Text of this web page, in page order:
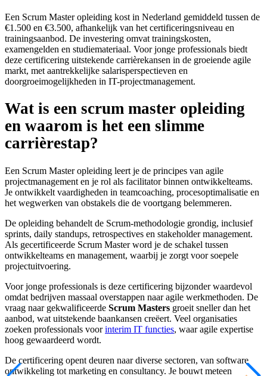
Een Scrum Master opleiding kost in Nederland gemiddeld tussen de
€1.500 en €3.500, afhankelijk van het certificeringsniveau en
trainingsaanbod. De investering omvat trainingskosten,
examengelden en studiemateriaal. Voor jonge professionals biedt
deze certificering uitstekende carrièrekansen in de groeiende agile
markt, met aantrekkelijke salarisperspectieven en
doorgroeimogelijkheden in IT-projectmanagement.
Wat is een scrum master opleiding
en waarom is het een slimme
carrièrestap?
Een Scrum Master opleiding leert je de principes van agile
projectmanagement en je rol als facilitator binnen ontwikkelteams.
Je ontwikkelt vaardigheden in teamcoaching, procesoptimalisatie en
het wegwerken van obstakels die de voortgang belemmeren.
De opleiding behandelt de Scrum-methodologie grondig, inclusief
sprints, daily standups, retrospectives en stakeholder management.
Als gecertificeerde Scrum Master word je de schakel tussen
ontwikkelteams en management, waarbij je zorgt voor soepele
projectuitvoering.
Voor jonge professionals is deze certificering bijzonder waardevol
omdat bedrijven massaal overstappen naar agile werkmethoden. De
vraag naar gekwalificeerde Scrum Masters groeit sneller dan het
aanbod, wat uitstekende baankansen creëert. Veel organisaties
zoeken professionals voorinterim IT functies, waar agile expertise
hoog gewaardeerd wordt.
De certificering opent deuren naar diverse sectoren, van software
ontwikkeling tot marketing en consultancy. Je bouwt meteen